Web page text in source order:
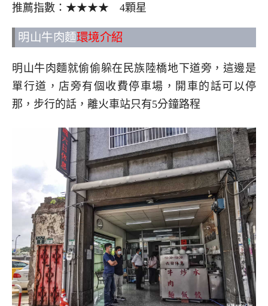
推薦指數：★★★★ 4顆星
明山牛肉麵環境介紹
明山牛肉麵就偷偷躲在民族陸橋地下道旁，這邊是
單行道，店旁有個收費停車場，開車的話可以停
那，步行的話，離火車站只有5分鐘路程